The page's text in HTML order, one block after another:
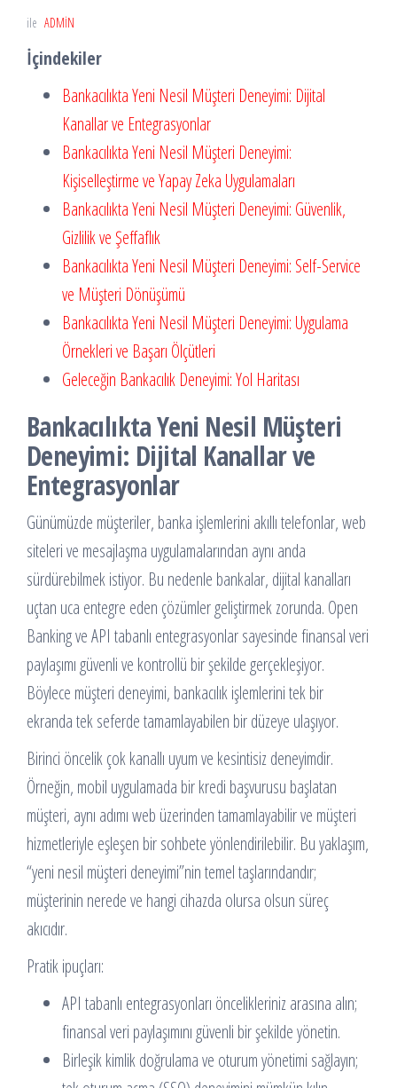
ile ADMIN
İçindekiler
Bankacılıkta Yeni Nesil Müşteri Deneyimi: Dijital
Kanallar ve Entegrasyonlar
Bankacılıkta Yeni Nesil Müşteri Deneyimi:
Kişiselleştirme ve Yapay Zeka Uygulamaları
Bankacılıkta Yeni Nesil Müşteri Deneyimi: Güvenlik,
Gizlilik ve Şeffaflık
Bankacılıkta Yeni Nesil Müşteri Deneyimi: Self-Service
ve Müşteri Dönüşümü
Bankacılıkta Yeni Nesil Müşteri Deneyimi: Uygulama
Örnekleri ve Başarı Ölçütleri
Geleceğin Bankacılık Deneyimi: Yol Haritası
Bankacılıkta Yeni Nesil Müşteri
Deneyimi: Dijital Kanallar ve
Entegrasyonlar
Günümüzde müşteriler, banka işlemlerini akıllı telefonlar, web
siteleri ve mesajlaşma uygulamalarından aynı anda
sürdürebilmek istiyor. Bu nedenle bankalar, dijital kanalları
uçtan uca entegre eden çözümler geliştirmek zorunda. Open
Banking ve API tabanlı entegrasyonlar sayesinde finansal veri
paylaşımı güvenli ve kontrollü bir şekilde gerçekleşiyor.
Böylece müşteri deneyimi, bankacılık işlemlerini tek bir
ekranda tek seferde tamamlayabilen bir düzeye ulaşıyor.
Birinci öncelik çok kanallı uyum ve kesintisiz deneyimdir.
Örneğin, mobil uygulamada bir kredi başvurusu başlatan
müşteri, aynı adımı web üzerinden tamamlayabilir ve müşteri
hizmetleriyle eşleşen bir sohbete yönlendirilebilir. Bu yaklaşım,
“yeni nesil müşteri deneyimi”nin temel taşlarındandır;
müşterinin nerede ve hangi cihazda olursa olsun süreç
akıcıdır.
Pratik ipuçları:
API tabanlı entegrasyonları öncelikleriniz arasına alın;
finansal veri paylaşımını güvenli bir şekilde yönetin.
Birleşik kimlik doğrulama ve oturum yönetimi sağlayın;